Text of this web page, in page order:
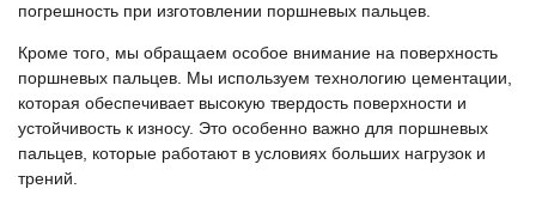
погрешность при изготовлении поршневых пальцев.
Кроме того, мы обращаем особое внимание на поверхность
поршневых пальцев. Мы используем технологию цементации,
которая обеспечивает высокую твердость поверхности и
устойчивость к износу. Это особенно важно для поршневых
пальцев, которые работают в условиях больших нагрузок и
трений.